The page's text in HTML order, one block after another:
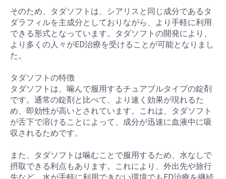
そのため、タダソフトは、シアリスと同じ成分であるタ
ダラフィルを主成分としておりながら、より手軽に利用
できる形式となっています。タダソフトの開発により、
より多くの人々がED治療を受けることが可能となりまし
た。
タダソフトの特徴
タダソフトは、噛んで服用するチュアブルタイプの錠剤
です。通常の錠剤と比べて、より速く効果が現れるた
め、即効性が高いとされています。これは、タダソフト
が舌下で溶けることによって、成分が迅速に血液中に吸
収されるためです。
また、タダソフトは噛むことで服用するため、水なしで
摂取できる利点もあります。これにより、外出先や旅行